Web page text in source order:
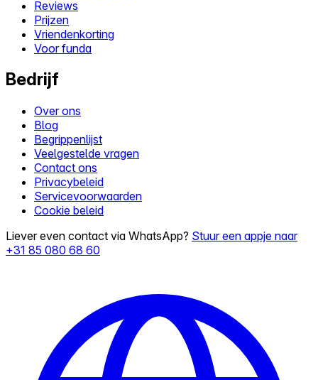
Reviews
Prijzen
Vriendenkorting
Voor funda
Bedrijf
Over ons
Blog
Begrippenlijst
Veelgestelde vragen
Contact ons
Privacybeleid
Servicevoorwaarden
Cookie beleid
Liever even contact via WhatsApp? Stuur een appje naar
+31 85 080 68 60